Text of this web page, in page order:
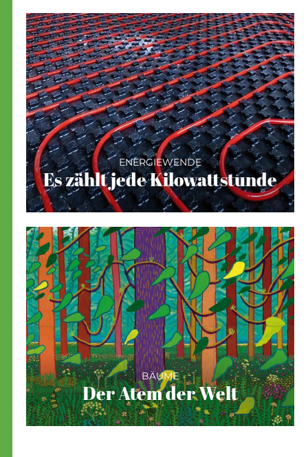
ENERGIEWENDE
Es zählt jede Kilowattstunde
BÄUME
Der Atem der Welt